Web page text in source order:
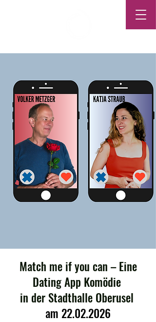
Match me if you can –Eine
Dating App Komödie
in der Stadthalle Oberusel
am 22.02.2026